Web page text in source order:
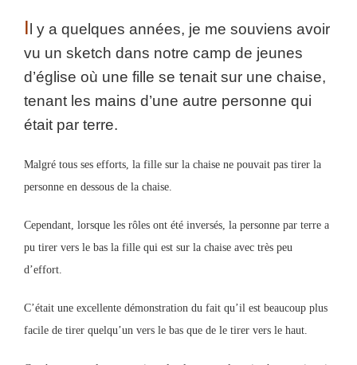
I l y a quelques années, je me souviens avoir
vu un sketch dans notre camp de jeunes
d’église où une fille se tenait sur une chaise,
tenant les mains d’une autre personne qui
était par terre.
Malgré tous ses efforts, la fille sur la chaise ne pouvait pas tirer la
personne en dessous de la chaise.
Cependant, lorsque les rôles ont été inversés, la personne par terre a
pu tirer vers le bas la fille qui est sur la chaise avec très peu
d’effort.
C’était une excellente démonstration du fait qu’il est beaucoup plus
facile de tirer quelqu’un vers le bas que de le tirer vers le haut.